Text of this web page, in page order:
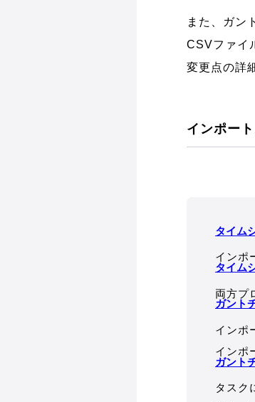
また、ガン
CSVファイ
変更点の詳
インポー
タイム
インポ
タイム
両方プ
ガント
インポ
インポ
ガント
タスク